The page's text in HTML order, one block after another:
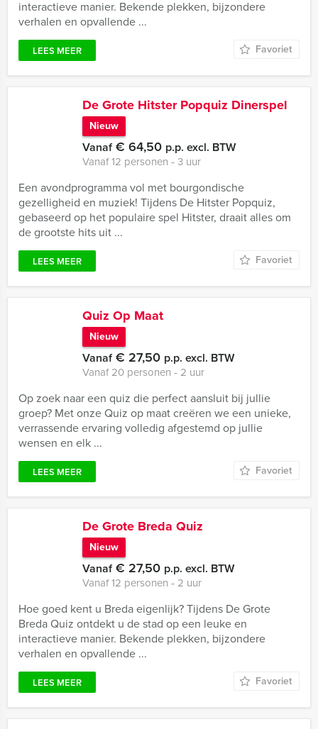
interactieve manier. Bekende plekken, bijzondere
verhalen en opvallende ...
LEES MEER Favoriet
De Grote Hitster Popquiz Dinerspel
Nieuw
Vanaf€ 64,50 p.p. excl. BTW
Vanaf 12 personen ‐ 3 uur
Een avondprogramma vol met bourgondische
gezelligheid en muziek! Tijdens De Hitster Popquiz,
gebaseerd op het populaire spel Hitster, draait alles om
de grootste hits uit ...
LEES MEER Favoriet
Quiz Op Maat
Nieuw
Vanaf€ 27,50 p.p. excl. BTW
Vanaf 20 personen ‐ 2 uur
Op zoek naar een quiz die perfect aansluit bij jullie
groep? Met onze Quiz op maat creëren we een unieke,
verrassende ervaring volledig afgestemd op jullie
wensen en elk ...
LEES MEER Favoriet
De Grote Breda Quiz
Nieuw
Vanaf€ 27,50 p.p. excl. BTW
Vanaf 12 personen ‐ 2 uur
Hoe goed kent u Breda eigenlijk? Tijdens De Grote
Breda Quiz ontdekt u de stad op een leuke en
interactieve manier. Bekende plekken, bijzondere
verhalen en opvallende ...
LEES MEER Favoriet